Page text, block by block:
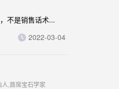
不是销售话术...
2022-03-04
,首席宝石学家